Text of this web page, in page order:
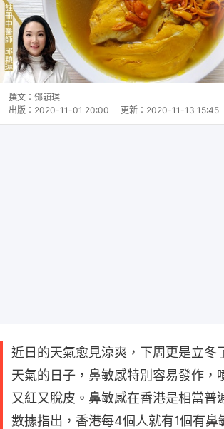
撰文： 鄧穎琪
出版： 2020-11-01 20:00 更新： 2020-11-13 15:45
近日的天氣愈見涼爽，下周更是立冬
天氣的日子，鼻敏感特別容易發作，
又紅又脫皮。鼻敏感在香港是相當普
數據指出，香港每4個人就有1個有鼻